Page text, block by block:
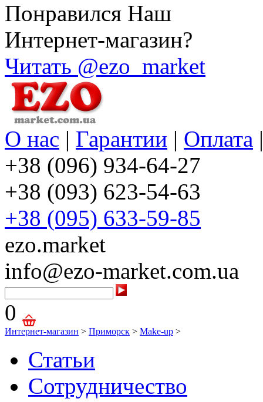
Понравился Наш
Интернет-магазин?
Читать @ezo_market
О нас | Гарантии | Оплата
+38 (096) 934-64-27
+38 (093) 623-54-63
+38 (095) 633-59-85
ezo.market
info@ezo-market.com.ua
0
Интернет-магазин > Приморск > Make-up >
Статьи
Сотрудничество